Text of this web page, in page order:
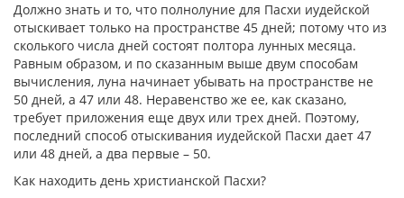
Должно знать и то, что полнолуние для Пасхи иудейской
отыскивает только на пространстве 45 дней; потому что из
сколького числа дней состоят полтора лунных месяца.
Равным образом, и по сказанным выше двум способам
вычисления, луна начинает убывать на пространстве не
50 дней, а 47 или 48. Неравенство же ее, как сказано,
требует приложения еще двух или трех дней. Поэтому,
последний способ отыскивания иудейской Пасхи дает 47
или 48 дней, а два первые – 50.
Как находить день христианской Пасхи?